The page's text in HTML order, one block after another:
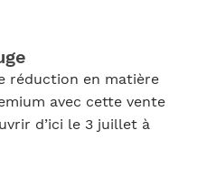
réduction en matière
avec cette vente
d’ici le 3 juillet à